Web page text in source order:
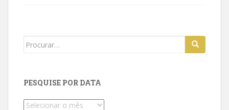
Search
PESQUISE POR DATA
Pesquise